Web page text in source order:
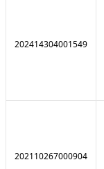
202414304001549
202110267000904